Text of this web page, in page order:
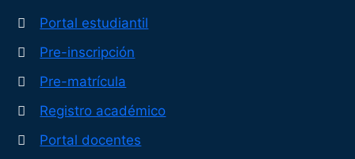
Portal estudiantil
Pre-inscripción
Pre-matrícula
Registro académico
Portal docentes